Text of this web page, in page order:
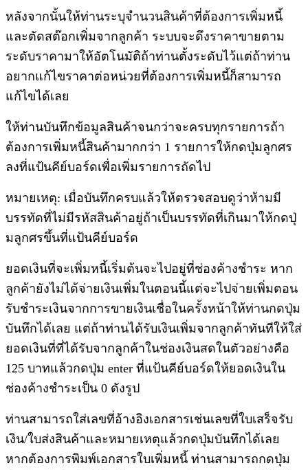
หลังจากนั้นให้ท่านระบุจำนวนสินค้าที่ต้องการเพิ่มหนี้
และตัดสต๊อกเพิ่มจากลูกค้า ระบบจะดึงราคาขายตาม
ระดับราคามาให้อัตโนมัติถ้าท่านตั้งระดับไว้แต่ถ้าท่าน
อยากแก้ไขราคาต่อหน่วยที่ต้องการเพิ่มหนี้ก็สามารถ
แก้ไขได้เลย
ให้ท่านบันทึกข้อมูลสินค้าจนกว่าจะครบทุกรายการถ้า
ต้องการเพิ่มหนี้สินค้ามากกว่า 1 รายการให้กดปุ่มลูกศร
ลงที่แป้นคีย์บอร์ดเพื่อเพิ่มรายการถัดไป
หมายเหตุ: เมื่อบันทึกครบแล้วให้ตรวจสอบดูว่าห้ามมี
บรรทัดที่ไม่มีรหัสสินค้าอยู่ถ้าเป็นบรรทัดที่เกินมาให้กดปุ่
มลูกศรขึ้นที่แป้นคีย์บอร์ด
ยอดเงินที่จะเพิ่มหนี้เริ่มต้นจะไปอยู่ที่ช่องค้างชำระ หาก
ลูกค้ายังไม่ได้จ่ายเงินเพิ่มในตอนนี้แต่จะไปจ่ายเพิ่มตอน
รับชำระเงินจากการขายเงินเชื่อในครั้งหน้าให้ท่านกดปุ่ม
บันทึกได้เลย แต่ถ้าท่านได้รับเงินเพิ่มจากลูกค้าทันทีให้ใส่
ยอดเงินที่ที่ได้รับจากลูกค้าในช่องเงินสดในตัวอย่างคือ
125 บาทแล้วกดปุ่ม enter ที่แป้นคีย์บอร์ดให้ยอดเงินใน
ช่องค้างชำระเป็น 0 ดังรูป
ท่านสามารถใส่เลขที่อ้างอิงเอกสารเช่นเลขที่ใบเสร็จรับ
เงิน/ใบส่งสินค้าและหมายเหตุแล้วกดปุ่มบันทึกได้เลย
หากต้องการพิมพ์เอกสารใบเพิ่มหนี้ ท่านสามารถกดปุ่ม